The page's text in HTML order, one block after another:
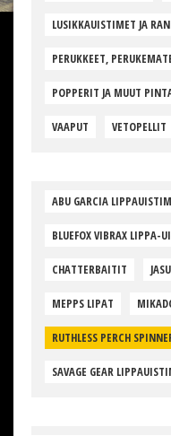
LUSIKKAUISTIMET JA
PERUKKEET,
POPPERIT JA MUUT
VAAPUT VETOPELLIT
ABU GARCIA
BLUEFOX VIBRAX LIPPA-
CHATTERBAITIT
MEPPS LIPAT
RUTHLESS PERCH
SAVAGE GEAR